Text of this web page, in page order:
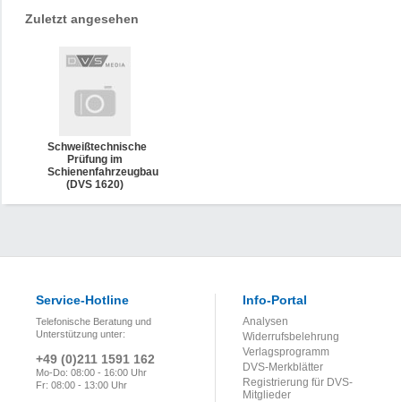
Zuletzt angesehen
Schweißtechnische
Prüfung im
Schienenfahrzeugbau
(DVS 1620)
Service-Hotline
Telefonische Beratung und
Unterstützung unter:
+49 (0)211 1591 162
Mo-Do: 08:00 - 16:00 Uhr
Fr: 08:00 - 13:00 Uhr
Info-Portal
Analysen
Widerrufsbelehrung
Verlagsprogramm
DVS-Merkblätter
Registrierung für DVS-
Mitglieder